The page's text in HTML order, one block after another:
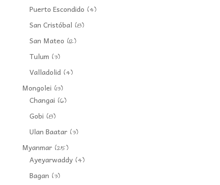
Puerto Escondido (4)
San Cristóbal (8)
San Mateo (12)
Tulum (3)
Valladolid(4)
Mongolei (13)
Changai (6)
Gobi (8)
Ulan Baatar(3)
Myanmar(25)
Ayeyarwaddy(4)
Bagan (3)